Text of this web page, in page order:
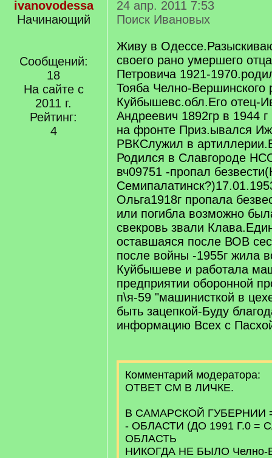
ivanovodessa
Начинающий
Сообщений:
18
На сайте с
2011 г.
Рейтинг:
4
24 апр. 2011 7:53
Поиск Ивановых
Живу в
своего рано умершего
Петровича 1921-
Тояба Челно-Вершинского
Куйбышевс.обл.Его отец-
Андреевич 1892гр в 1944
на фронте Приз.ывался
РВКСлужил в
Родился в Славгороде
вч09751 -пропал
Ольга1918г пропала
или погибла возможно
свекровь звали
оставшаяся после ВОВ
после войны -1955г жила
Куйбышеве и работала
предприятии оборонной
п\я-59 "машинисткой в
быть зацепкой-Буду
информацию Всех с
Комментарий модератора:
ОТВЕТ СМ В ЛИЧКЕ.
В САМАРСКОЙ ГУБЕРНИИ
- ОБЛАСТИ (ДО 1991 Г.0 =
ОБЛАСТЬ
НИКОГДА НЕ БЫЛО Челно-